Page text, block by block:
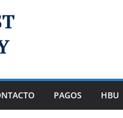
PAGOS HBU